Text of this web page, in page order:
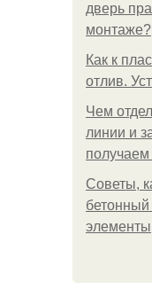
дверь
монтаже?
Как к
отлив.
Чем
линии и
получаем
Советы,
элементы